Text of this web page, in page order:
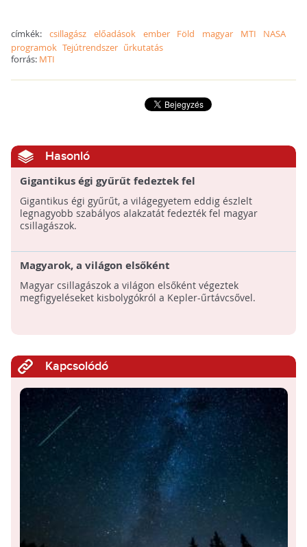
címkék:csillagász előadások ember Föld magyar MTI
NASA
programok Tejútrendszer űrkutatás
forrás: MTI
Hasonló
Gigantikus égi gyűrűt fedeztek fel
Gigantikus égi gyűrűt, a világegyetem eddig észlelt
legnagyobb szabályos alakzatát fedezték fel magyar
csillagászok.
Magyarok, a világon elsőként
Magyar csillagászok a világon elsőként végeztek
megfigyeléseket kisbolygókról a Kepler-űrtávcsővel.
Kapcsolódó